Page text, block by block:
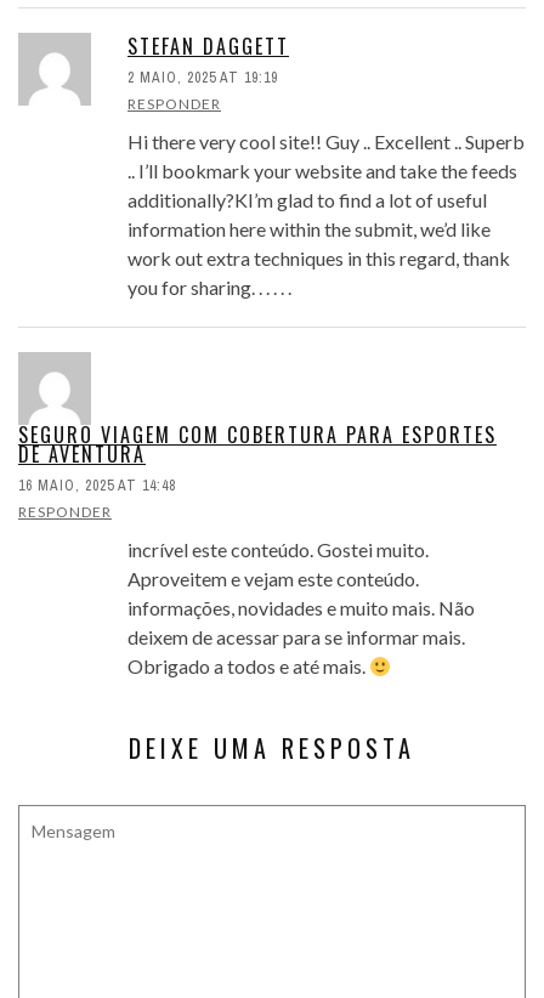
STEFAN DAGGETT
2 MAIO, 2025 AT 19:19
RESPONDER
Hi there very cool site!! Guy .. Excellent .. Superb
.. I’ll bookmark your website and take the feeds
additionally?KI’m glad to find a lot of useful
information here within the submit, we’d like
work out extra techniques in this regard, thank
you for sharing. . . . . .
SEGURO VIAGEM COM COBERTURA PARA ESPORTES
DE AVENTURA
16 MAIO, 2025 AT 14:48
RESPONDER
incrível este conteúdo. Gostei muito.
Aproveitem e vejam este conteúdo.
informações, novidades e muito mais. Não
deixem de acessar para se informar mais.
Obrigado a todos e até mais.
DEIXE UMA RESPOSTA